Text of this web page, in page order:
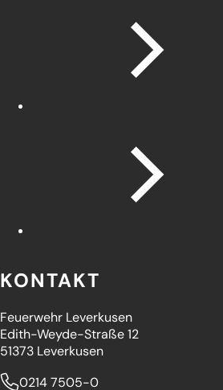
KONTAKT
Feuerwehr Leverkusen
Edith-Weyde-Straße 12
51373 Leverkusen
0214 7505-0